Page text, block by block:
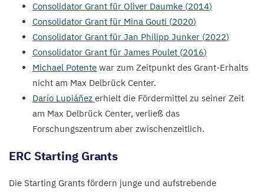
Consolidator Grant für Oliver Daumke (2014)
Consolidator Grant für Mina Gouti (2020)
Consolidator Grant für Jan Philipp Junker (2022)
Consolidator Grant für James Poulet (2016)
Michael Potente war zum Zeitpunkt des Grant-Erhalts
nicht am Max Delbrück Center.
Darío Lupiáñez erhielt die Fördermittel zu seiner Zeit
am Max Delbrück Center, verließ das
Forschungszentrum aber zwischenzeitlich.
ERCStarting Grants
Die Starting Grants fördern junge und aufstrebende